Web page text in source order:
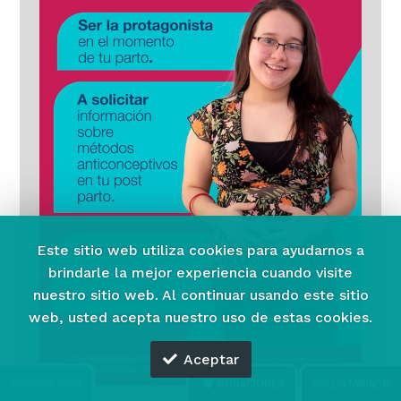
DONACIONES
Este sitio web utiliza cookies para ayudarnos a
brindarle la mejor experiencia cuando visite
nuestro sitio web. Al continuar usando este sitio
web, usted acepta nuestro uso de estas cookies.
Aceptar